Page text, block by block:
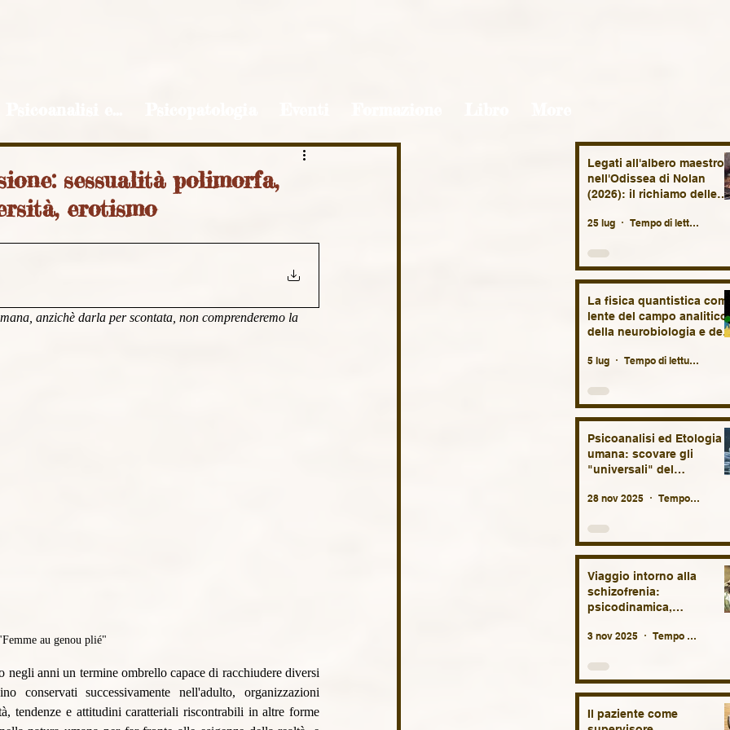
sessualità polimorfa,
erotismo
anzichè darla per scontata, non comprenderemo la
au genou plié"
anni un termine ombrello capace di racchiudere diversi
successivamente nell'adulto, organizzazioni
tendenze e attitudini caratteriali riscontrabili in altre forme
Legati all'albero maestro
nell'Odissea di Nolan
(2026): il richiamo delle
la nostalgia.
25 lug Tempo di lettura: 7 min
La fisica quantistica
lente del campo analitico,
della neurobiologia e
suggestioni speculative.
5 lug Tempo di lettura: 11 min
Psicoanalisi ed Etologia
umana: scovare gli
"universali" del
biologia e antropologia.
28 nov 2025 Tempo di lettura: 23 min
Viaggio intorno alla
schizofrenia:
psicodinamica,
originario, considerazioni
sociologiche.
3 nov 2025 Tempo di lettura: 34 min
Il paziente come